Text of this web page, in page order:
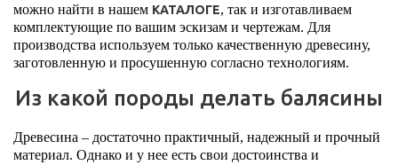
можно найти в нашем КАТАЛОГЕ, так и изготавливаем
комплектующие по вашим эскизам и чертежам. Для
производства используем только качественную древесину,
заготовленную и просушенную согласно технологиям.
Из какой породы делать балясины
Древесина – достаточно практичный, надежный и прочный
материал. Однако и у нее есть свои достоинства и